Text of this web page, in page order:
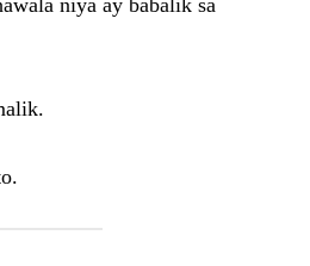
niya ay babalik sa